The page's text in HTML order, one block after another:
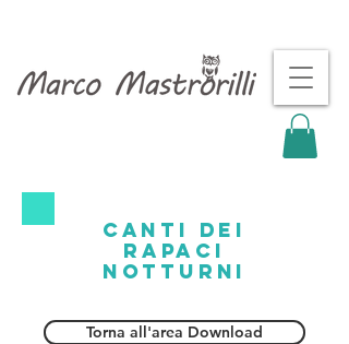
canti dei
rapaci
notturni
Torna all'area Download